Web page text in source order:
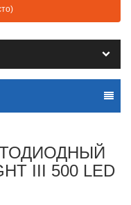
III 500 LED